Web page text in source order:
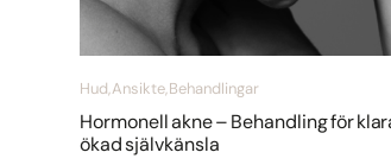
Hud, Ansikte, Behandlingar
Hormonell akne – Behandling för
ökad självkänsla